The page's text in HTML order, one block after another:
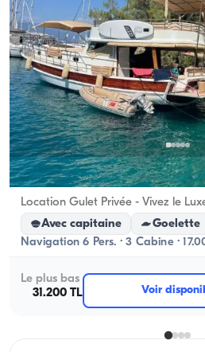
Göcek, Muğla
Location Gulet Privée - Vivez le
Avec capitaine
Goelette
Navigation 6 Pers. · 3 Cabine ·
Le plus bas
31.200 TL
Voir